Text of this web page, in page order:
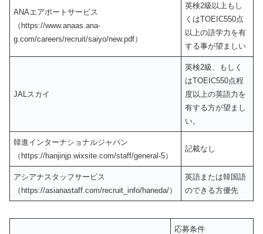
ANAエアポートサービス
（https://www.anaas.ana-
g.com/careers/recruit/saiyo/new.pdf）
英検2級以上もし
くはTOEIC550点
以上の語学力を有
する事が望ましい
JALスカイ
英検2級、もしく
はTOEIC550点程
度以上の英語力を
有する方が望まし
い。
韓進インターナショナルジャパン
（https://hanjinjp.wixsite.com/staff/general-5）
記載なし
アシアナスタッフサービス
（https://asianastaff.com/recruit_info/haneda/）
英語または韓国語
のできる方優先
応募条件